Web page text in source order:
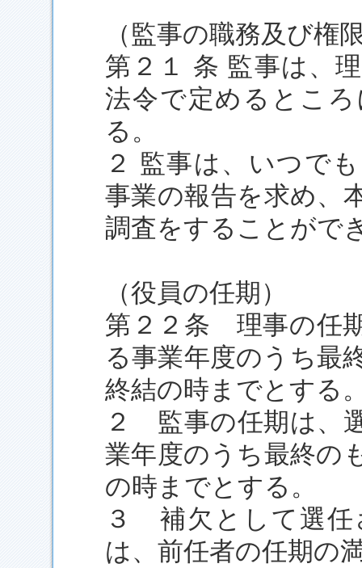
（監事の職務及び権
第２１ 条 監事は、
法令で定めるとこ
る。
２ 監事は、いつで
事業の報告を求め、
調査をすることがで
（役員の任期）
第２２条 理事の任
る事業年度のうち最
終結の時までとする
２ 監事の任期は、
業年度のうち最終の
の時までとする。
３ 補欠として選任
は、前任者の任期の